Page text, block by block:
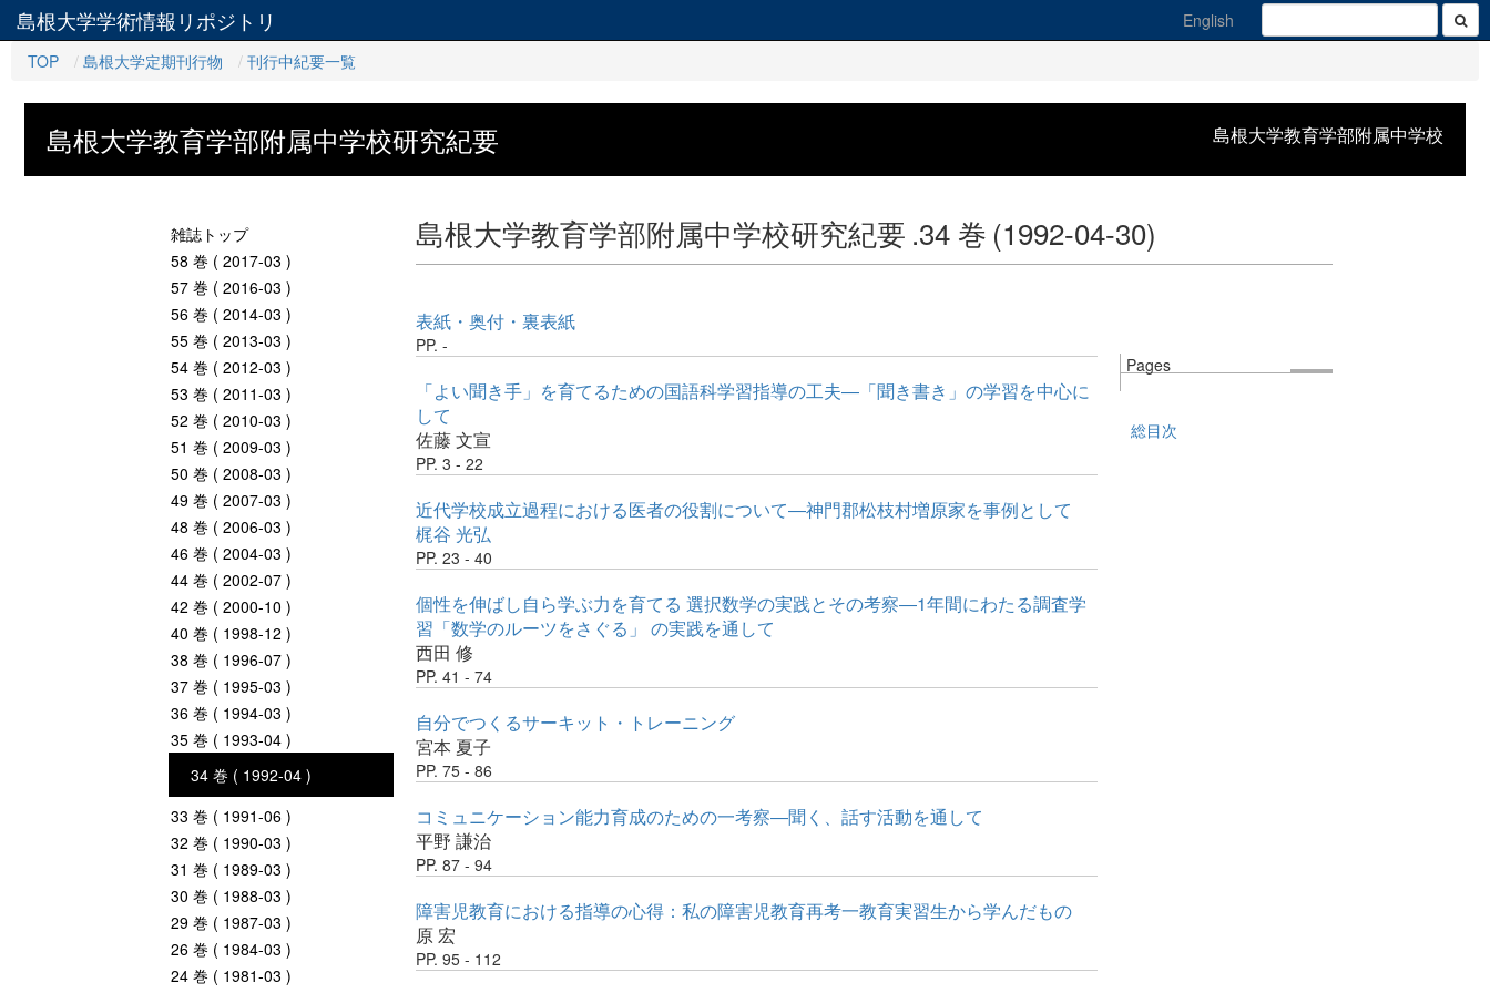
島根大学学術情報リポジトリ
English
TOP
島根大学定期刊行物 刊行中紀要一覧
島根大学教育学部附属中学校
島根大学教育学部附属中学校研究紀要
雑誌トップ
58 巻 ( 2017-03 )
57 巻 ( 2016-03 )
56 巻 ( 2014-03 )
55 巻 ( 2013-03 )
54 巻 ( 2012-03 )
53 巻 ( 2011-03 )
52 巻 ( 2010-03 )
51 巻 ( 2009-03 )
50 巻 ( 2008-03 )
49 巻 ( 2007-03 )
48 巻 ( 2006-03 )
46 巻 ( 2004-03 )
44 巻 ( 2002-07 )
42 巻 ( 2000-10 )
40 巻 ( 1998-12 )
38 巻 ( 1996-07 )
37 巻 ( 1995-03 )
36 巻 ( 1994-03 )
35 巻 ( 1993-04 )
34 巻 ( 1992-04 )
33 巻 ( 1991-06 )
32 巻 ( 1990-03 )
31 巻 ( 1989-03 )
30 巻 ( 1988-03 )
29 巻 ( 1987-03 )
26 巻 ( 1984-03 )
24 巻 ( 1981-03 )
島根大学教育学部附属中学校研究紀要 .34 巻 (1992-04-30)
表紙・奥付・裏表紙
PP. -
「よい聞き手」を育てるための国語科学習指導の工夫―「聞き書き」の学習を中心に
して
佐藤 文宣
PP. 3 - 22
近代学校成立過程における医者の役割について―神門郡松枝村増原家を事例として
梶谷 光弘
PP. 23 - 40
個性を伸ばし自ら学ぶ力を育てる 選択数学の実践とその考察―1年間にわたる調査学
習「数学のルーツをさぐる」 の実践を通して
西田 修
PP. 41 - 74
自分でつくるサーキット・トレーニング
宮本 夏子
PP. 75 - 86
コミュニケーション能力育成のための一考察―聞く、話す活動を通して
平野 謙治
PP. 87 - 94
障害児教育における指導の心得：私の障害児教育再考一教育実習生から学んだもの
原 宏
PP. 95 - 112
Pages
総目次